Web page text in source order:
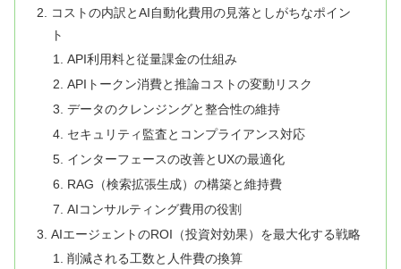
コストの内訳とAI自動化費用の見落としがちなポイン
ト
API利用料と従量課金の仕組み
APIトークン消費と推論コストの変動リスク
データのクレンジングと整合性の維持
セキュリティ監査とコンプライアンス対応
インターフェースの改善とUXの最適化
RAG（検索拡張生成）の構築と維持費
AIコンサルティング費用の役割
AIエージェントのROI（投資対効果）を最大化する戦略
削減される工数と人件費の換算